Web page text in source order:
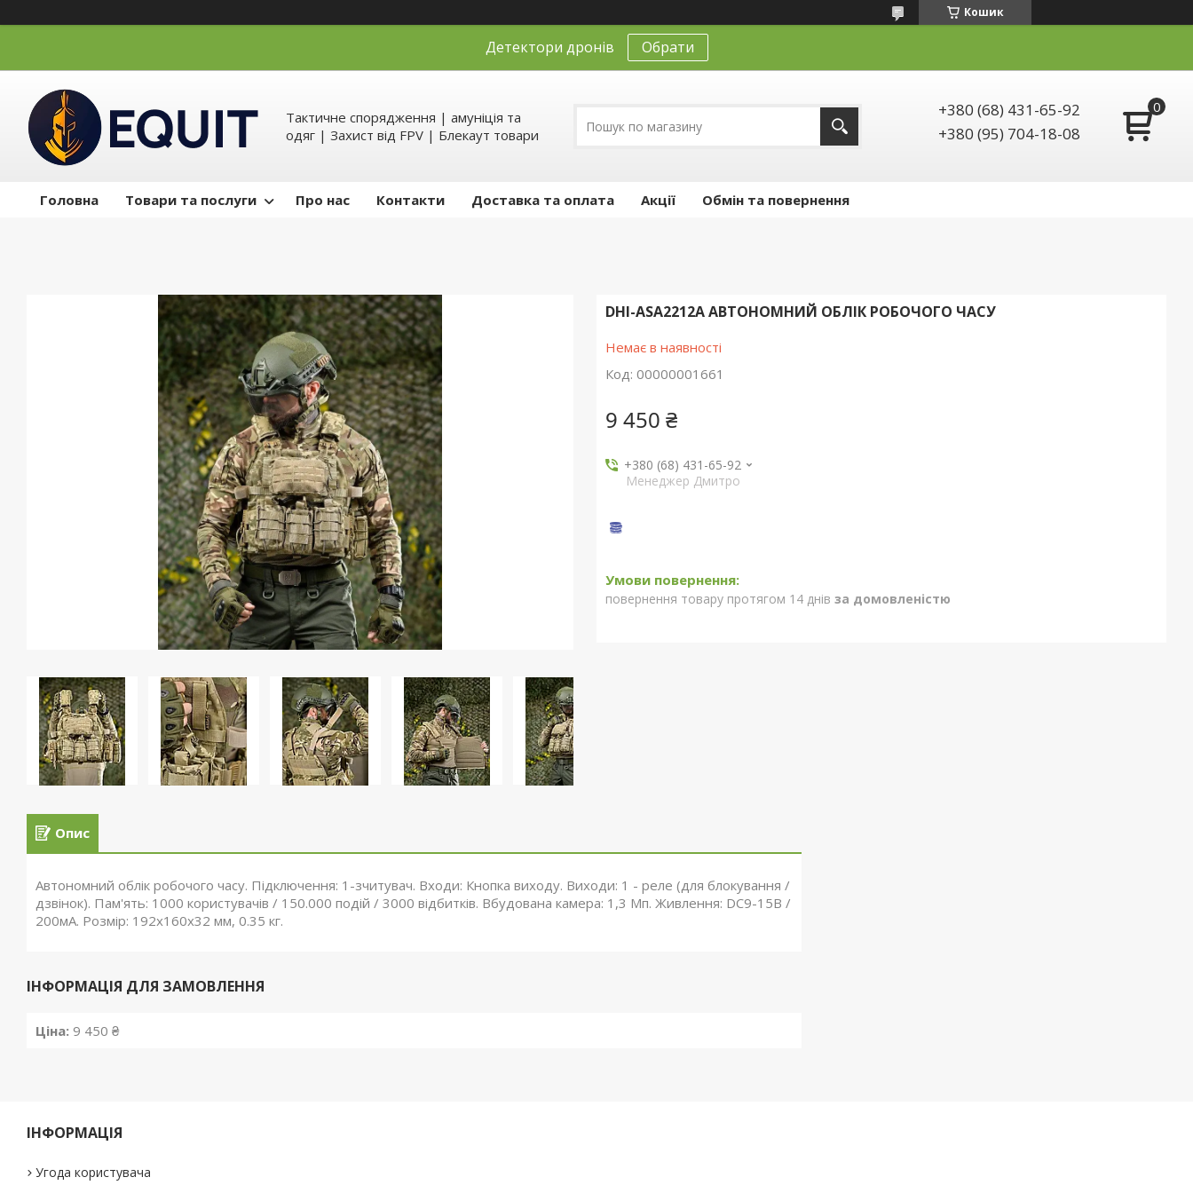
Кошик
Детектори дронів Обрати
Тактичне спорядження | амуніція та
одяг | Захист від FPV | Блекаут товари
+380 (68) 431-65-92
+380 (95) 704-18-08
Головна Товари та послуги Про нас Контакти Доставка та оплата Акції Обмін та повернення
DHI-ASA2212A АВТОНОМНИЙ ОБЛІК РОБОЧОГО ЧАСУ
Немає в наявності
Код: 00000001661
9 450 ₴
+380 (68) 431-65-92
Менеджер Дмитро
повернення товару протягом 14 днів за домовленістю
Опис
Автономний облік робочого часу. Підключення: 1-зчитувач. Входи: Кнопка виходу. Виходи: 1 - реле (для блокування /
дзвінок). Пам'ять: 1000 користувачів / 150.000 подій / 3000 відбитків. Вбудована камера: 1,3 Мп. Живлення: DC9-15В /
200мА. Розмір: 192х160х32 мм, 0.35 кг.
ІНФОРМАЦІЯ ДЛЯ ЗАМОВЛЕННЯ
Ціна: 9 450 ₴
ІНФОРМАЦІЯ
Угода користувача